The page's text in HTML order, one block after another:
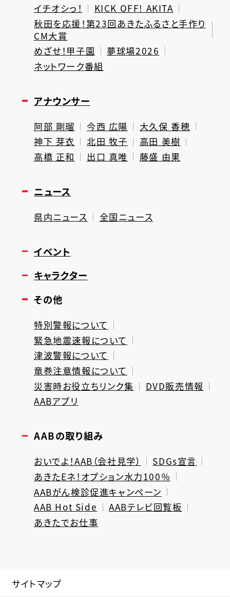
イチオシっ！
KICK OFF! AKITA
秋田を応援！第23回あきたふるさと手作り
CM大賞
めざせ！甲子園
夢球場2026
ネットワーク番組
アナウンサー
阿部 剛瑠 今西 広陽
大久保 香穂
神下 芽衣
北田 牧子
高田 美樹
高橋 正和
出口 真唯 藤盛 由果
ニュース
県内ニュース 全国ニュース
イベント
キャラクター
その他
特別警報について
緊急地震速報について
津波警報について
竜巻注意情報について
災害時お役立ちリンク集
DVD販売情報
AABアプリ
AABの取り組み
おいでよ！AAB（会社見学）
SDGs宣言
あきたEネ！オプション水力100％
AABがん検診促進キャンペーン
AAB Hot Side
AABテレビ回覧板
あきたでお仕事
サイトマップ